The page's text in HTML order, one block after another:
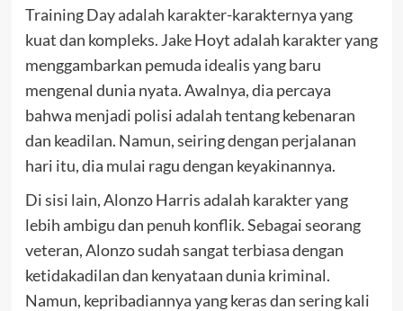
Training Day adalah karakter-karakternya yang
kuat dan kompleks. Jake Hoyt adalah karakter yang
menggambarkan pemuda idealis yang baru
mengenal dunia nyata. Awalnya, dia percaya
bahwa menjadi polisi adalah tentang kebenaran
dan keadilan. Namun, seiring dengan perjalanan
hari itu, dia mulai ragu dengan keyakinannya.
Di sisi lain, Alonzo Harris adalah karakter yang
lebih ambigu dan penuh konflik. Sebagai seorang
veteran, Alonzo sudah sangat terbiasa dengan
ketidakadilan dan kenyataan dunia kriminal.
Namun, kepribadiannya yang keras dan sering kali